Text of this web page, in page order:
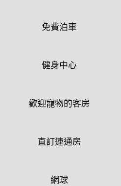
免費泊車
健身中心
歡迎寵物的客房
直訂連通房
網球